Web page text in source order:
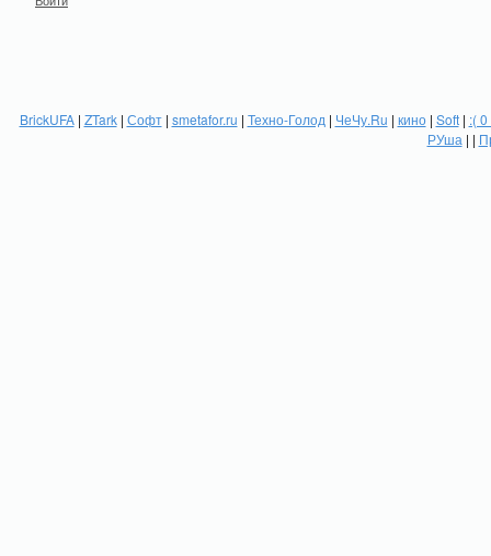
BrickUFA| ZTark| Софт| smetafor.ru | Техно-Голод | ЧеЧу.Ru | кино| Soft| :(
РУша | |